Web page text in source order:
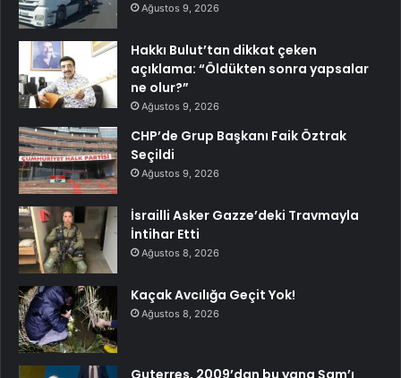
Ağustos 9, 2026
Hakkı Bulut’tan dikkat çeken
açıklama: “Öldükten sonra yapsalar
ne olur?”
Ağustos 9, 2026
CHP’de Grup Başkanı Faik Öztrak
Seçildi
Ağustos 9, 2026
İsrailli Asker Gazze’deki Travmayla
İntihar Etti
Ağustos 8, 2026
Kaçak Avcılığa Geçit Yok!
Ağustos 8, 2026